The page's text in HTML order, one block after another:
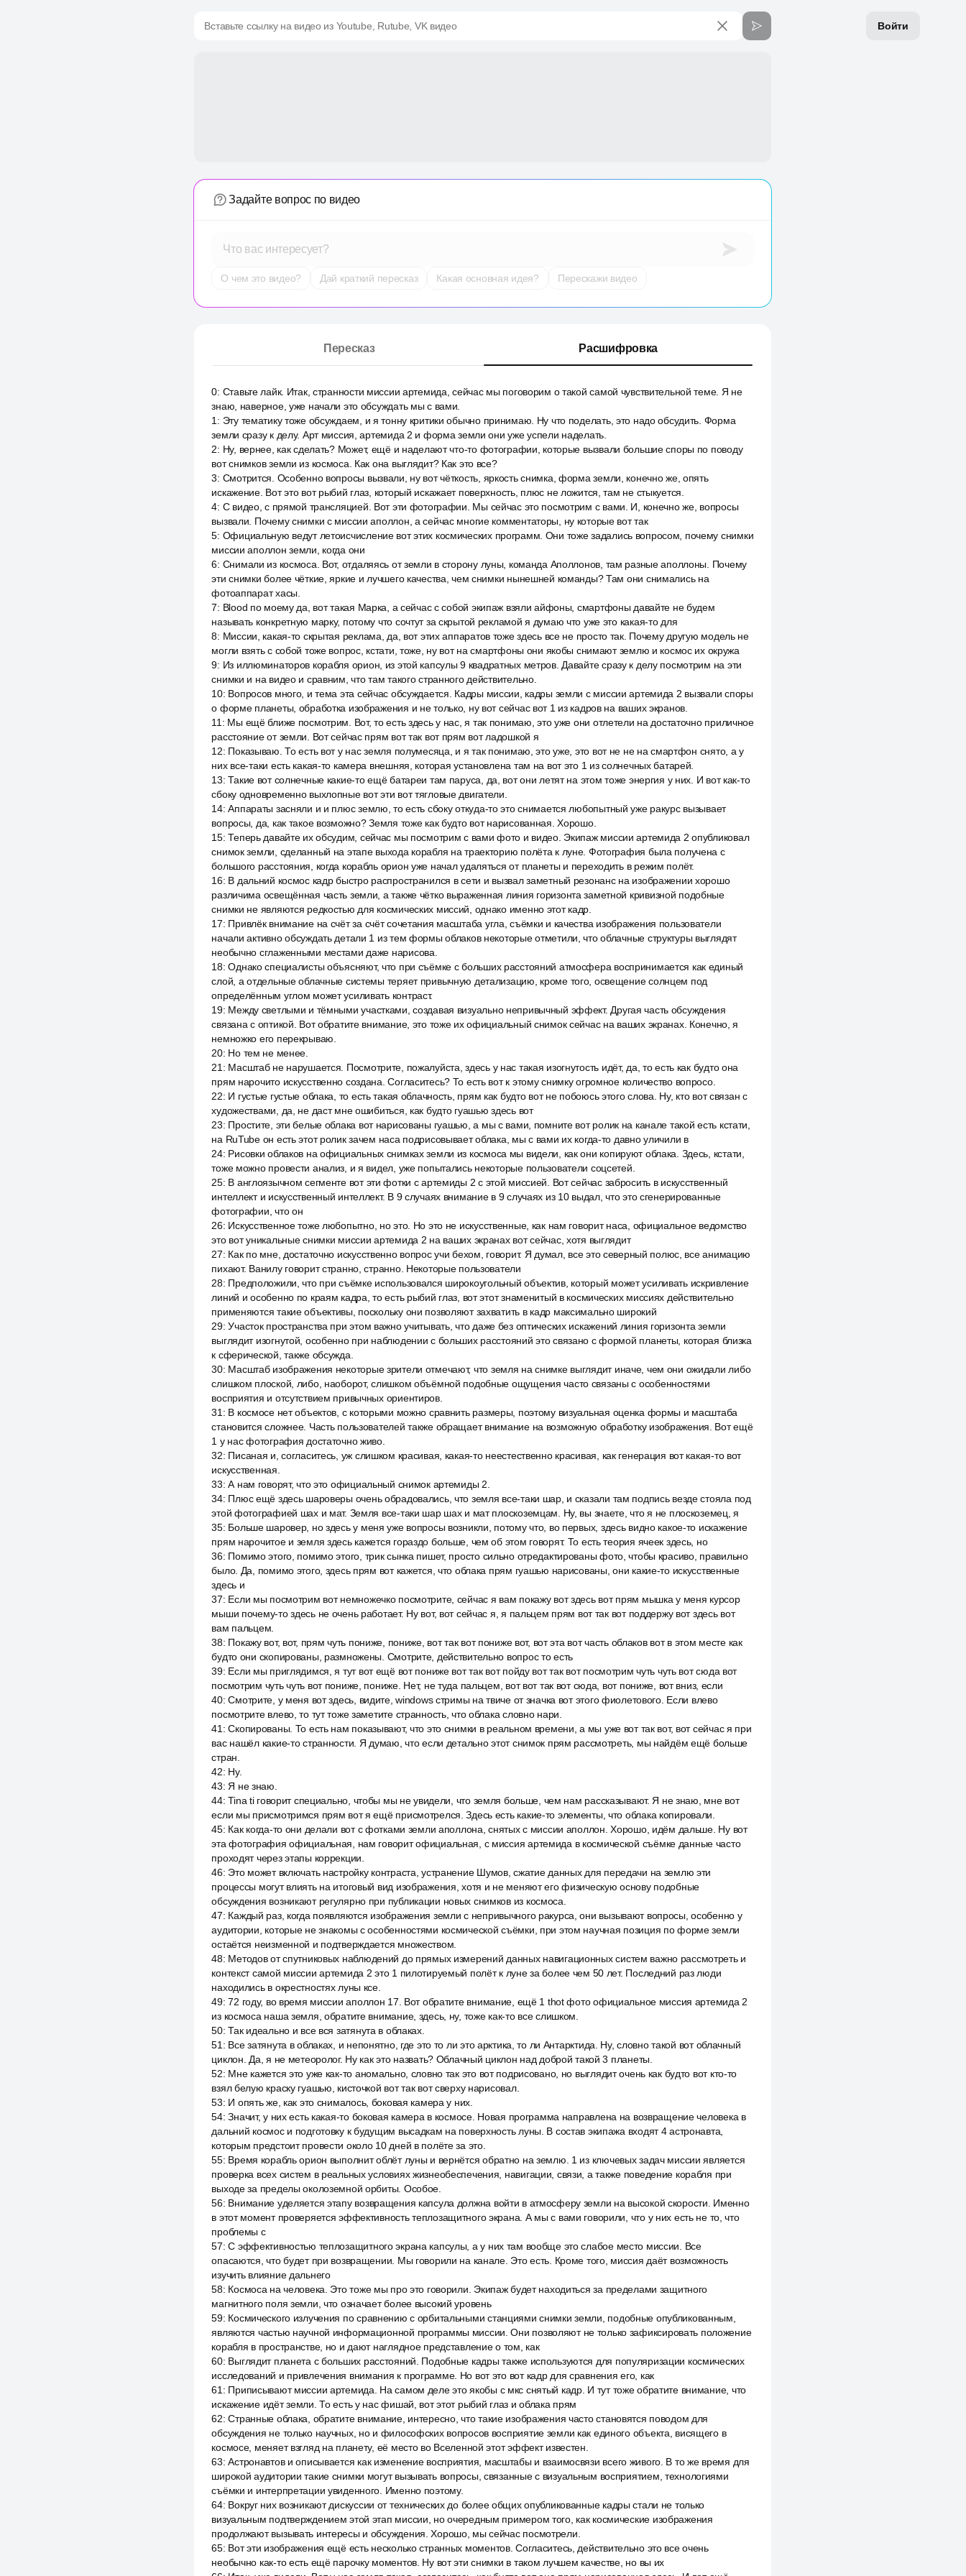
Войти
Вставьте ссылку на видео из Youtube, Rutube, VK видео
Задайте вопрос по видео
Что вас интересует?
О чем это видео? Дай краткий пересказ Какая основная идея? Перескажи видео
Пересказ Расшифровка
0: Ставьте лайк. Итак, странности миссии артемида, сейчас мы поговорим о такой самой чувствительной теме. Я не
знаю, наверное, уже начали это обсуждать мы с вами.
1 : Эту тематику тоже обсуждаем, и я тонну критики обычно принимаю. Ну что поделать, это надо обсудить. Форма
земли сразу к делу. Арт миссия, артемида 2 и форма земли они уже успели наделать.
2: Ну, вернее, как сделать? Может, ещё и наделают что-то фотографии, которые вызвали большие споры по поводу
вот снимков земли из космоса. Как она выглядит? Как это все?
3: Смотрится. Особенно вопросы вызвали, ну вот чёткость, яркость снимка, форма земли, конечно же, опять
искажение. Вот это вот рыбий глаз, который искажает поверхность, плюс не ложится, там не стыкуется.
4: С видео, с прямой трансляцией. Вот эти фотографии. Мы сейчас это посмотрим с вами. И, конечно же, вопросы
вызвали. Почему снимки с миссии аполлон, а сейчас многие комментаторы, ну которые вот так
5: Официальную ведут летоисчисление вот этих космических программ. Они тоже задались вопросом, почему снимки
миссии аполлон земли, когда они
6: Снимали из космоса. Вот, отдаляясь от земли в сторону луны, команда Аполлонов, там разные аполлоны. Почему
эти снимки более чёткие, яркие и лучшего качества, чем снимки нынешней команды? Там они снимались на
фотоаппарат хасы.
7: Blood по моему да, вот такая Марка, а сейчас с собой экипаж взяли айфоны, смартфоны давайте не будем
называть конкретную марку, потому что сочтут за скрытой рекламой я думаю что уже это какая-то для
8: Миссии, какая-то скрытая реклама, да, вот этих аппаратов тоже здесь все не просто так. Почему другую модель не
могли взять с собой тоже вопрос, кстати, тоже, ну вот на смартфоны они якобы снимают землю и космос их окружа
9: Из иллюминаторов корабля орион, из этой капсулы 9 квадратных метров. Давайте сразу к делу посмотрим на эти
снимки и на видео и сравним, что там такого странного действительно.
10: Вопросов много, и тема эта сейчас обсуждается. Кадры миссии, кадры земли с миссии артемида 2 вызвали споры
о форме планеты, обработка изображения и не только, ну вот сейчас вот 1 из кадров на ваших экранов.
11 : Мы ещё ближе посмотрим. Вот, то есть здесь у нас, я так понимаю, это уже они отлетели на достаточно приличное
расстояние от земли. Вот сейчас прям вот так вот прям вот ладошкой я
12: Показываю. То есть вот у нас земля полумесяца, и я так понимаю, это уже, это вот не не на смартфон снято, а у
них все-таки есть какая-то камера внешняя, которая установлена там на вот это 1 из солнечных батарей.
13:Такие вот солнечные какие-то ещё батареи там паруса, да, вот они летят на этом тоже энергия у них. И вот как-то
сбоку одновременно выхлопные вот эти вот тягловые двигатели.
14:Аппараты засняли и и плюс землю, то есть сбоку откуда-то это снимается любопытный уже ракурс вызывает
вопросы, да, как такое возможно? Земля тоже как будто вот нарисованная. Хорошо.
15:Теперь давайте их обсудим, сейчас мы посмотрим с вами фото и видео. Экипаж миссии артемида 2 опубликовал
снимок земли, сделанный на этапе выхода корабля на траекторию полёта к луне. Фотография была получена с
большого расстояния, когда корабль орион уже начал удаляться от планеты и переходить в режим полёт.
16: В дальний космос кадр быстро распространился в сети и вызвал заметный резонанс на изображении хорошо
различима освещённая часть земли, а также чётко выраженная линия горизонта заметной кривизной подобные
снимки не являются редкостью для космических миссий, однако именно этот кадр.
17: Привлёк внимание на счёт за счёт сочетания масштаба угла, съёмки и качества изображения пользователи
начали активно обсуждать детали 1 из тем формы облаков некоторые отметили, что облачные структуры выглядят
необычно сглаженными местами даже нарисова.
18:Однако специалисты объясняют, что при съёмке с больших расстояний атмосфера воспринимается как единый
слой, а отдельные облачные системы теряет привычную детализацию, кроме того, освещение солнцем под
определённым углом может усиливать контраст.
19: Между светлыми и тёмными участками, создавая визуально непривычный эффект. Другая часть обсуждения
связана с оптикой. Вот обратите внимание, это тоже их официальный снимок сейчас на ваших экранах. Конечно, я
немножко его перекрываю.
20: Но тем не менее.
21 : Масштаб не нарушается. Посмотрите, пожалуйста, здесь у нас такая изогнутость идёт, да, то есть как будто она
прям нарочито искусственно создана. Согласитесь? То есть вот к этому снимку огромное количество вопросо.
22: И густые густые облака, то есть такая облачность, прям как будто вот не побоюсь этого слова. Ну, кто вот связан с
художествами, да, не даст мне ошибиться, как будто гуашью здесь вот
23: Простите, эти белые облака вот нарисованы гуашью, а мы с вами, помните вот ролик на канале такой есть кстати,
на RuTube он есть этот ролик зачем наса подрисовывает облака, мы с вами их когда-то давно уличили в
24: Рисовки облаков на официальных снимках земли из космоса мы видели, как они копируют облака. Здесь, кстати,
тоже можно провести анализ, и я видел, уже попытались некоторые пользователи соцсетей.
25: В англоязычном сегменте вот эти фотки с артемиды 2 с этой миссией. Вот сейчас забросить в искусственный
интеллект и искусственный интеллект. В 9 случаях внимание в 9 случаях из 10 выдал, что это сгенерированные
фотографии, что он
26: Искусственное тоже любопытно, но это. Но это не искусственные, как нам говорит наса, официальное ведомство
это вот уникальные снимки миссии артемида 2 на ваших экранах вот сейчас, хотя выглядит
27: Как по мне, достаточно искусственно вопрос учи бехом, говорит. Я думал, все это северный полюс, все анимацию
пихают. Ванилу говорит странно, странно. Некоторые пользователи
28: Предположили, что при съёмке использовался широкоугольный объектив, который может усиливать искривление
линий и особенно по краям кадра, то есть рыбий глаз, вот этот знаменитый в космических миссиях действительно
применяются такие объективы, поскольку они позволяют захватить в кадр максимально широкий
29:Участок пространства при этом важно учитывать, что даже без оптических искажений линия горизонта земли
выглядит изогнутой, особенно при наблюдении с больших расстояний это связано с формой планеты, которая близка
к сферической, также обсужда.
30: Масштаб изображения некоторые зрители отмечают, что земля на снимке выглядит иначе, чем они ожидали либо
слишком плоской, либо, наоборот, слишком объёмной подобные ощущения часто связаны с особенностями
восприятия и отсутствием привычных ориентиров.
31 : В космосе нет объектов, с которыми можно сравнить размеры, поэтому визуальная оценка формы и масштаба
становится сложнее. Часть пользователей также обращает внимание на возможную обработку изображения. Вот ещё
1 у нас фотография достаточно живо.
32: Писаная и, согласитесь, уж слишком красивая, какая-то неестественно красивая, как генерация вот какая-то вот
искусственная.
33:А нам говорят, что это официальный снимок артемиды 2.
34: Плюс ещё здесь шароверы очень обрадовались, что земля все-таки шар, и сказали там подпись везде стояла под
этой фотографией шах и мат. Земля все-таки шар шах и мат плоскоземцам. Ну, вы знаете, что я не плоскоземец, я
35: Больше шаровер, но здесь у меня уже вопросы возникли, потому что, во первых, здесь видно какое-то искажение
прям нарочитое и земля здесь кажется гораздо больше, чем об этом говорят. То есть теория ячеек здесь, но
36: Помимо этого, помимо этого, трик сынка пишет, просто сильно отредактированы фото, чтобы красиво, правильно
было. Да, помимо этого, здесь прям вот кажется, что облака прям гуашью нарисованы, они какие-то искусственные
здесь и
37: Если мы посмотрим вот немножечко посмотрите, сейчас я вам покажу вот здесь вот прям мышка у меня курсор
мыши почему-то здесь не очень работает. Ну вот, вот сейчас я, я пальцем прям вот так вот поддержу вот здесь вот
вам пальцем.
38: Покажу вот, вот, прям чуть пониже, пониже, вот так вот пониже вот, вот эта вот часть облаков вот в этом месте как
будто они скопированы, размножены. Смотрите, действительно вопрос то есть
39: Если мы приглядимся, я тут вот ещё вот пониже вот так вот пойду вот так вот посмотрим чуть чуть вот сюда вот
посмотрим чуть чуть вот пониже, пониже. Нет, не туда пальцем, вот вот так вот сюда, вот пониже, вот вниз, если
40:Смотрите, у меня вот здесь, видите, windows стримы на твиче от значка вот этого фиолетового. Если влево
посмотрите влево, то тут тоже заметите странность, что облака словно нари.
41 :Скопированы. То есть нам показывают, что это снимки в реальном времени, а мы уже вот так вот, вот сейчас я при
вас нашёл какие-то странности. Я думаю, что если детально этот снимок прям рассмотреть, мы найдём ещё больше
стран.
42: Ну.
43: Я не знаю.
44:Tina ti говорит специально, чтобы мы не увидели, что земля больше, чем нам рассказывают. Я не знаю, мне вот
если мы присмотримся прям вот я ещё присмотрелся. Здесь есть какие-то элементы, что облака копировали.
45: Как когда-то они делали вот с фотками земли аполлона, снятых с миссии аполлон. Хорошо, идём дальше. Ну вот
эта фотография официальная, нам говорит официальная, с миссия артемида в космической съёмке данные часто
проходят через этапы коррекции.
46: Это может включать настройку контраста, устранение Шумов, сжатие данных для передачи на землю эти
процессы могут влиять на итоговый вид изображения, хотя и не меняют его физическую основу подобные
обсуждения возникают регулярно при публикации новых снимков из космоса.
47: Каждый раз, когда появляются изображения земли с непривычного ракурса, они вызывают вопросы, особенно у
аудитории, которые не знакомы с особенностями космической съёмки, при этом научная позиция по форме земли
остаётся неизменной и подтверждается множеством.
48: Методов от спутниковых наблюдений до прямых измерений данных навигационных систем важно рассмотреть и
контекст самой миссии артемида 2 это 1 пилотируемый полёт к луне за более чем 50 лет. Последний раз люди
находились в окрестностях луны ксе.
49:72 году, во время миссии аполлон 17. Вот обратите внимание, ещё 1 thot фото официальное миссия артемида 2
из космоса наша земля, обратите внимание, здесь, ну, тоже как-то все слишком.
50:Так идеально и все вся затянута в облаках.
51 : Все затянута в облаках, и непонятно, где это то ли это арктика, то ли Антарктида. Ну, словно такой вот облачный
циклон. Да, я не метеоролог. Ну как это назвать? Облачный циклон над доброй такой 3 планеты.
52: Мне кажется это уже как-то аномально, словно так это вот подрисовано, но выглядит очень как будто вот кто-то
взял белую краску гуашью, кисточкой вот так вот сверху нарисовал.
53: И опять же, как это снималось, боковая камера у них.
54:Значит, у них есть какая-то боковая камера в космосе. Новая программа направлена на возвращение человека в
дальний космос и подготовку к будущим высадкам на поверхность луны. В состав экипажа входят 4 астронавта,
которым предстоит провести около 10 дней в полёте за это.
55: Время корабль орион выполнит облёт луны и вернётся обратно на землю. 1 из ключевых задач миссии является
проверка всех систем в реальных условиях жизнеобеспечения, навигации, связи, а также поведение корабля при
выходе за пределы околоземной орбиты. Особое.
56: Внимание уделяется этапу возвращения капсула должна войти в атмосферу земли на высокой скорости. Именно
в этот момент проверяется эффективность теплозащитного экрана. А мы с вами говорили, что у них есть не то, что
проблемы с
57:С эффективностью теплозащитного экрана капсулы, а у них там вообще это слабое место миссии. Все
опасаются, что будет при возвращении. Мы говорили на канале. Это есть. Кроме того, миссия даёт возможность
изучить влияние дальнего
58: Космоса на человека. Это тоже мы про это говорили. Экипаж будет находиться за пределами защитного
магнитного поля земли, что означает более высокий уровень
59: Космического излучения по сравнению с орбитальными станциями снимки земли, подобные опубликованным,
являются частью научной информационной программы миссии. Они позволяют не только зафиксировать положение
корабля в пространстве, но и дают наглядное представление о том, как
60: Выглядит планета с больших расстояний. Подобные кадры также используются для популяризации космических
исследований и привлечения внимания к программе. Но вот это вот кадр для сравнения его, как
61 : Приписывают миссии артемида. На самом деле это якобы с мкс снятый кадр. И тут тоже обратите внимание, что
искажение идёт земли. То есть у нас фишай, вот этот рыбий глаз и облака прям
62:Странные облака, обратите внимание, интересно, что такие изображения часто становятся поводом для
обсуждения не только научных, но и философских вопросов восприятие земли как единого объекта, висящего в
космосе, меняет взгляд на планету, её место во Вселенной этот эффект известен.
63:Астронавтов и описывается как изменение восприятия, масштабы и взаимосвязи всего живого. В то же время для
широкой аудитории такие снимки могут вызывать вопросы, связанные с визуальным восприятием, технологиями
съёмки и интерпретации увиденного. Именно поэтому.
64: Вокруг них возникают дискуссии от технических до более общих опубликованные кадры стали не только
визуальным подтверждением этой этап миссии, но очередным примером того, как космические изображения
продолжают вызывать интересы и обсуждения. Хорошо, мы сейчас посмотрели.
65: Вот эти изображения ещё есть несколько странных моментов. Согласитесь, действительно это все очень
необычно как-то есть ещё парочку моментов. Ну вот эти снимки в таком лучшем качестве, но вы их